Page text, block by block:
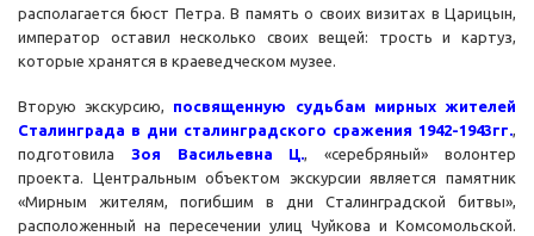
располагается бюст Петра. В память о своих визитах в Царицын,
император оставил несколько своих вещей: трость и картуз,
которые хранятся в краеведческом музее.
Вторую экскурсию, посвященную судьбам мирных жителей
Сталинграда в дни сталинградского сражения 1942-1943гг.,
подготовила Зоя Васильевна Ц., «серебряный» волонтер
проекта. Центральным объектом экскурсии является памятник
«Мирным жителям, погибшим в дни Сталинградской битвы»,
расположенный на пересечении улиц Чуйкова и Комсомольской.